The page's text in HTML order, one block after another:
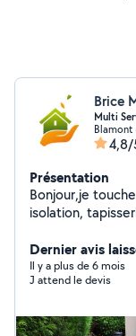
Brice
Multi
Blamont
4,8/
Présentation
Bonjour,je
isolation,
tonte,taille de
Dernier avis
Il y a plus de 6 mois
J attend le devis